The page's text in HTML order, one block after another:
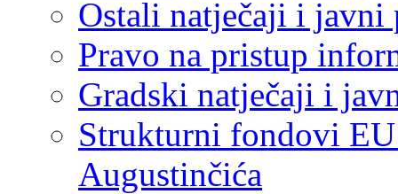
Ostali natječaji i javni
Pravo na pristup
Gradski natječaji i
Strukturni fondovi
Augustinčića